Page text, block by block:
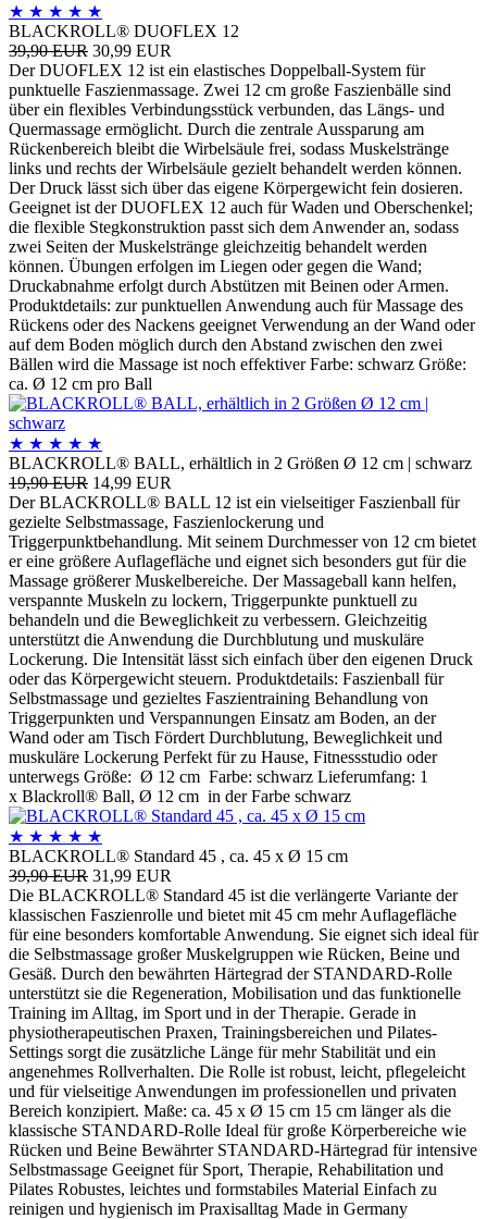
★ ★ ★ ★ ★
BLACKROLL® DUOFLEX 12
39,90 EUR 30,99 EUR
Der DUOFLEX 12 ist ein elastisches Doppelball-System für
punktuelle Faszienmassage. Zwei 12 cm große Faszienbälle sind
über ein flexibles Verbindungsstück verbunden, das Längs- und
Quermassage ermöglicht. Durch die zentrale Aussparung am
Rückenbereich bleibt die Wirbelsäule frei, sodass Muskelstränge
links und rechts der Wirbelsäule gezielt behandelt werden können.
Der Druck lässt sich über das eigene Körpergewicht fein dosieren.
Geeignet ist der DUOFLEX 12 auch für Waden und Oberschenkel;
die flexible Stegkonstruktion passt sich dem Anwender an, sodass
zwei Seiten der Muskelstränge gleichzeitig behandelt werden
können. Übungen erfolgen im Liegen oder gegen die Wand;
Druckabnahme erfolgt durch Abstützen mit Beinen oder Armen.
Produktdetails: zur punktuellen Anwendung auch für Massage des
Rückens oder des Nackens geeignet Verwendung an der Wand oder
auf dem Boden möglich durch den Abstand zwischen den zwei
Bällen wird die Massage ist noch effektiver Farbe: schwarz Größe:
ca. Ø 12 cm pro Ball
★ ★ ★ ★ ★
BLACKROLL® BALL, erhältlich in 2 Größen Ø 12 cm | schwarz
19,90 EUR 14,99 EUR
Der BLACKROLL® BALL 12 ist ein vielseitiger Faszienball für
gezielte Selbstmassage, Faszienlockerung und
Triggerpunktbehandlung. Mit seinem Durchmesser von 12 cm bietet
er eine größere Auflagefläche und eignet sich besonders gut für die
Massage größerer Muskelbereiche. Der Massageball kann helfen,
verspannte Muskeln zu lockern, Triggerpunkte punktuell zu
behandeln und die Beweglichkeit zu verbessern. Gleichzeitig
unterstützt die Anwendung die Durchblutung und muskuläre
Lockerung. Die Intensität lässt sich einfach über den eigenen Druck
oder das Körpergewicht steuern. Produktdetails: Faszienball für
Selbstmassage und gezieltes Faszientraining Behandlung von
Triggerpunkten und Verspannungen Einsatz am Boden, an der
Wand oder am Tisch Fördert Durchblutung, Beweglichkeit und
muskuläre Lockerung Perfekt für zu Hause, Fitnessstudio oder
unterwegs Größe: Ø 12 cm Farbe: schwarz Lieferumfang: 1
x Blackroll® Ball, Ø 12 cm in der Farbe schwarz
★ ★ ★ ★ ★
BLACKROLL® Standard 45 , ca. 45 x Ø 15 cm
39,90 EUR 31,99 EUR
Die BLACKROLL® Standard 45 ist die verlängerte Variante der
klassischen Faszienrolle und bietet mit 45 cm mehr Auflagefläche
für eine besonders komfortable Anwendung. Sie eignet sich ideal für
die Selbstmassage großer Muskelgruppen wie Rücken, Beine und
Gesäß. Durch den bewährten Härtegrad der STANDARD-Rolle
unterstützt sie die Regeneration, Mobilisation und das funktionelle
Training im Alltag, im Sport und in der Therapie. Gerade in
physiotherapeutischen Praxen, Trainingsbereichen und Pilates-
Settings sorgt die zusätzliche Länge für mehr Stabilität und ein
angenehmes Rollverhalten. Die Rolle ist robust, leicht, pflegeleicht
und für vielseitige Anwendungen im professionellen und privaten
Bereich konzipiert. Maße: ca. 45 x Ø 15 cm 15 cm länger als die
klassische STANDARD-Rolle Ideal für große Körperbereiche wie
Rücken und Beine Bewährter STANDARD-Härtegrad für intensive
Selbstmassage Geeignet für Sport, Therapie, Rehabilitation und
Pilates Robustes, leichtes und formstabiles Material Einfach zu
reinigen und hygienisch im Praxisalltag Made in Germany